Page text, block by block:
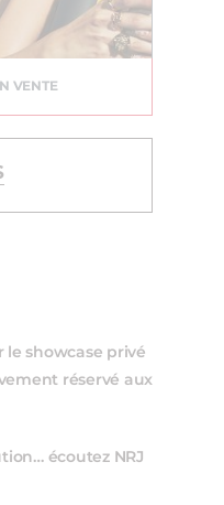
VENTE
le showcase privé
réservé aux
écoutez NRJ